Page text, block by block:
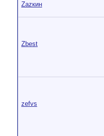
Zazкин
Zbest
zefvs